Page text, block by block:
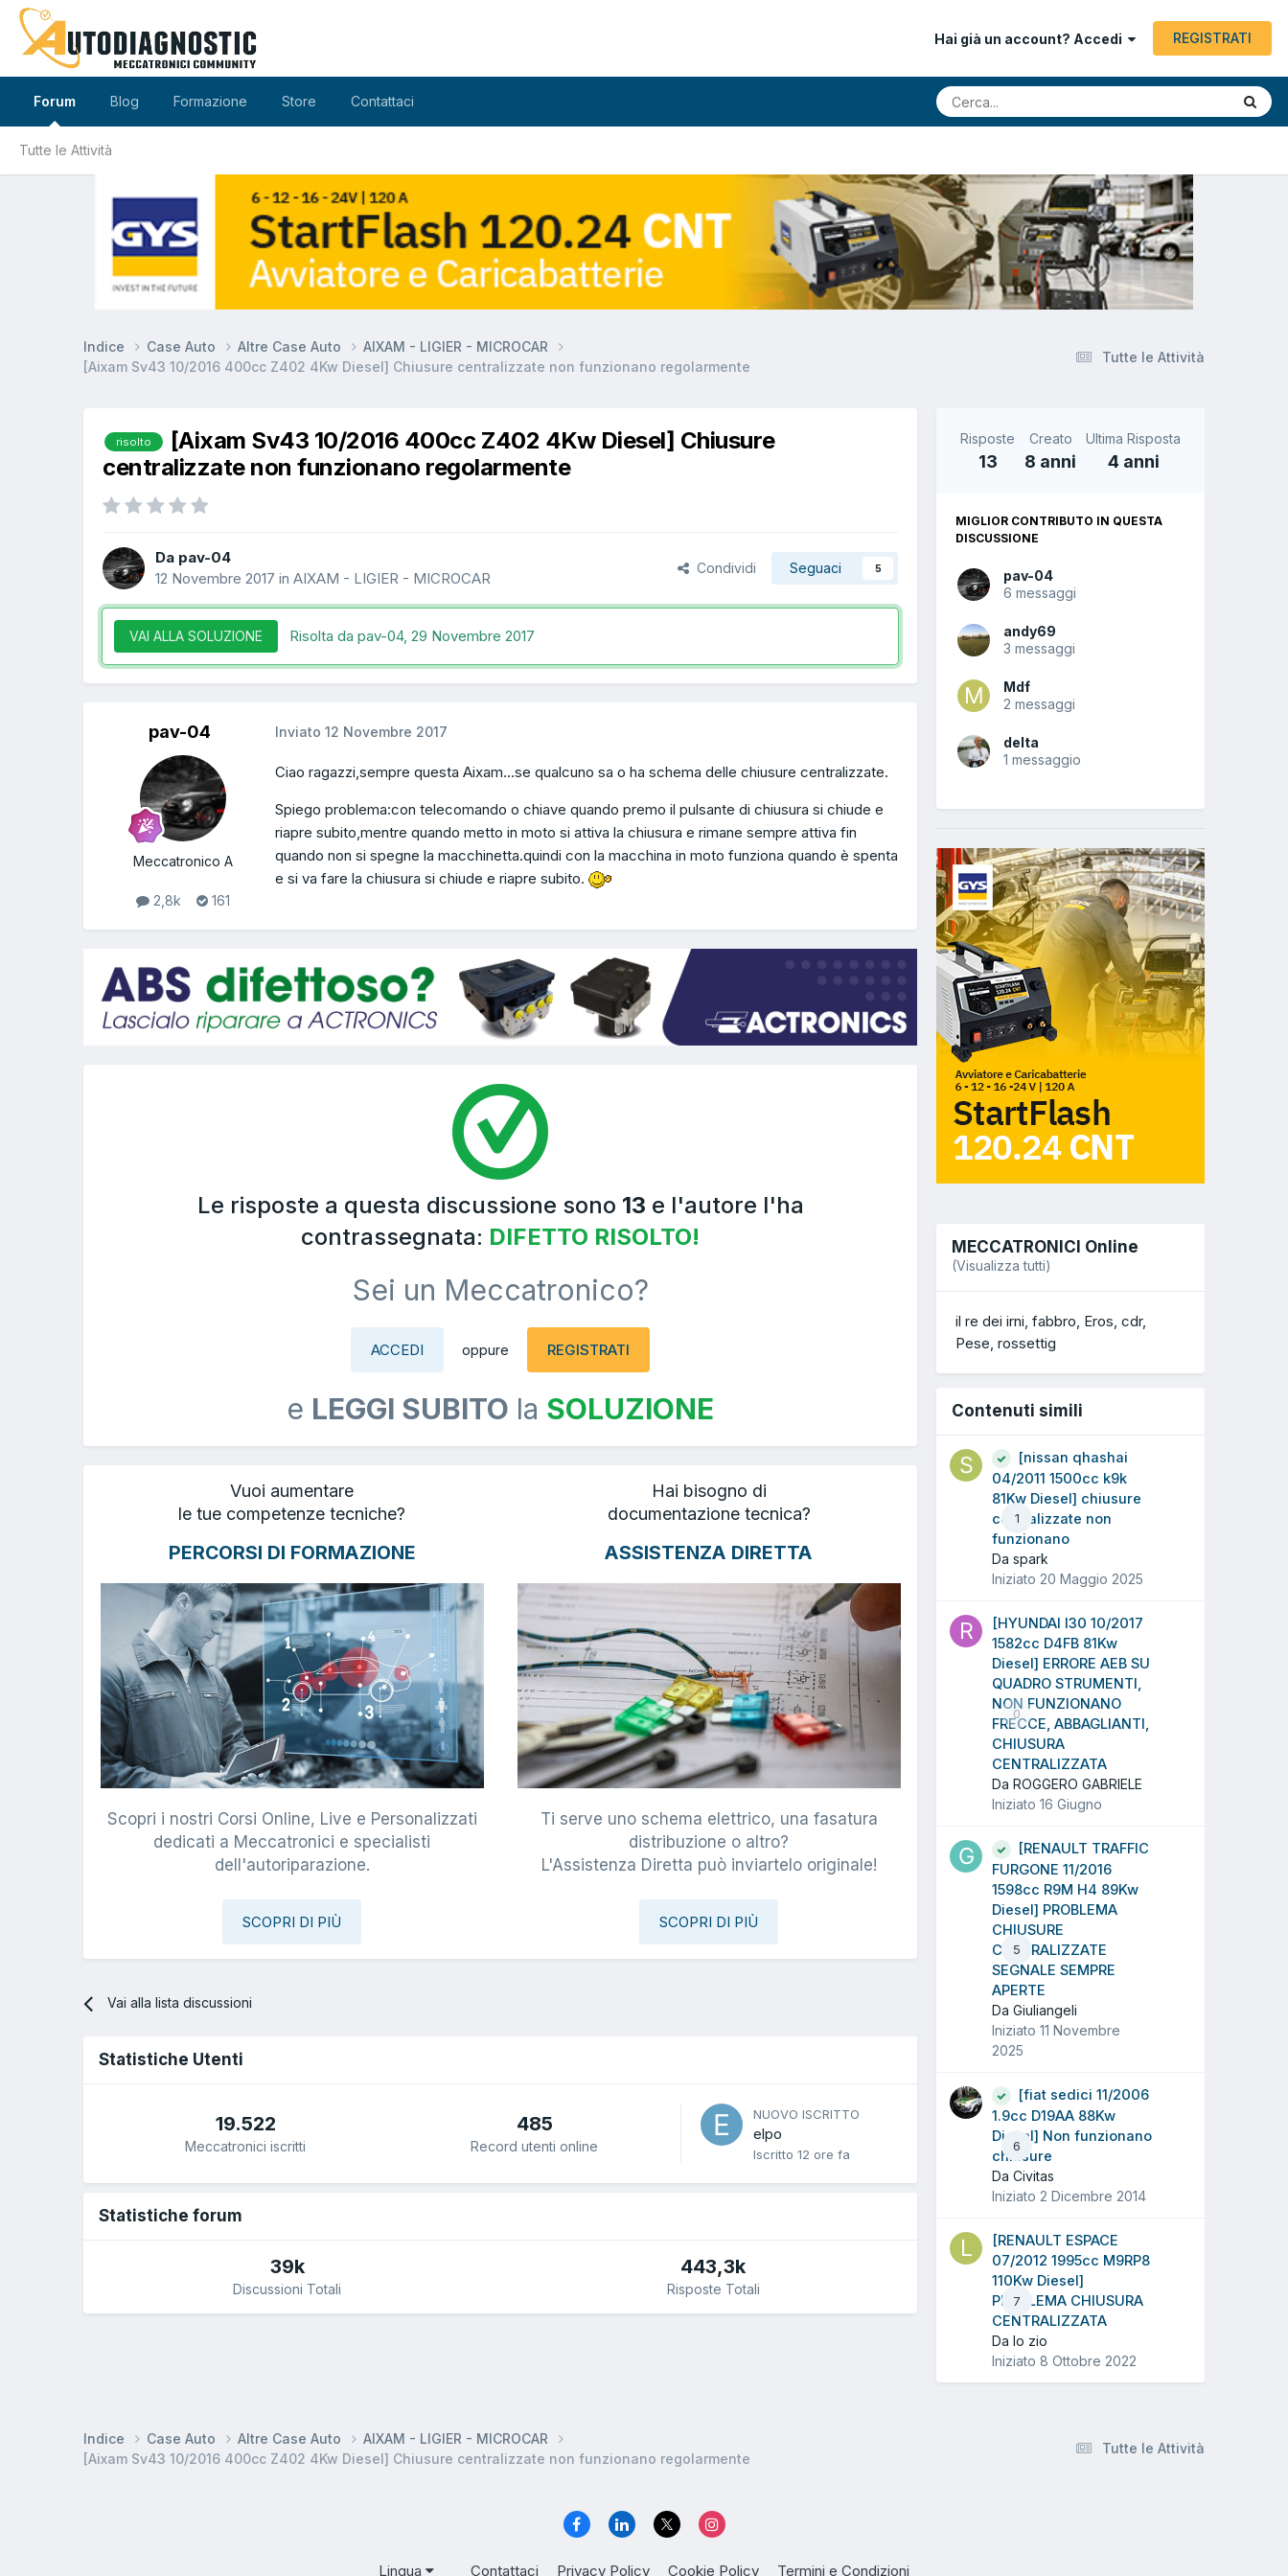
Hai già un account? Accedi REGISTRATI
Forum
Tutte le Attività
Blog Formazione Store Contattaci
Tutte le Attività
Indice Case Auto Altre Case Auto
AIXAM - LIGIER - MICROCAR
[Aixam Sv43 10/2016 400cc Z402 4Kw Diesel] Chiusure centralizzate non funzionano regolarmente
risolto
[Aixam Sv43 10/2016 400cc Z402 4Kw Diesel] Chiusure
centralizzate non funzionano regolarmente
Da pav-04
12 Novembre 2017 in AIXAM - LIGIER - MICROCAR
Condividi Seguaci 5
VAI ALLA SOLUZIONE Risolta da pav-04, 29 Novembre 2017
pav-04
Meccatronico A
2,8k 161
Inviato 12 Novembre 2017
Ciao ragazzi,sempre questa Aixam...se qualcuno sa o ha schema delle chiusure centralizzate.
Spiego problema:con telecomando o chiave quando premo il pulsante di chiusura si chiude e
riapre subito,mentre quando metto in moto si attiva la chiusura e rimane sempre attiva fin
quando non si spegne la macchinetta.quindi con la macchina in moto funziona quando è spenta
e si va fare la chiusura si chiude e riapre subito.
Le risposte a questa discussione sono 13 e l'autore l'ha
contrassegnata: DIFETTO RISOLTO!
Sei un Meccatronico?
ACCEDI oppure REGISTRATI
e LEGGI SUBITO la SOLUZIONE
Vuoi aumentare
le tue competenze tecniche?
PERCORSI DI FORMAZIONE
Scopri i nostri Corsi Online, Live e Personalizzati
dedicati a Meccatronici e specialisti
dell'autoriparazione.
SCOPRI DI PIÙ
Hai bisogno di
documentazione tecnica?
ASSISTENZA DIRETTA
Ti serve uno schema elettrico, una fasatura
distribuzione o altro?
L'Assistenza Diretta può inviartelo originale!
SCOPRI DI PIÙ
Vai alla lista discussioni
Statistiche Utenti
19.522
Meccatronici iscritti
485
Record utenti online
NUOVO ISCRITTO
elpo
Iscritto 12 ore fa
Statistiche forum
39k
Discussioni Totali
443,3k
Risposte Totali
Risposte
13
Creato
8 anni
Ultima Risposta
4 anni
MIGLIOR CONTRIBUTO IN QUESTA
DISCUSSIONE
pav-04
6 messaggi
andy69
3 messaggi
Mdf
2 messaggi
delta
1 messaggio
MECCATRONICI Online
(Visualizza tutti)
il re dei irni fabbro Eros cdr
Pese rossettig
Contenuti simili
1
[nissan qhashai
04/2011 1500cc k9k
81Kw Diesel] chiusure
centralizzate non
funzionano
Da spark
Iniziato 20 Maggio 2025
0
[HYUNDAI I30 10/2017
1582cc D4FB 81Kw
Diesel] ERRORE AEB SU
QUADRO STRUMENTI,
NON FUNZIONANO
FRECCE, ABBAGLIANTI,
CHIUSURA
CENTRALIZZATA
Da ROGGERO GABRIELE
Iniziato 16 Giugno
5
[RENAULT TRAFFIC
FURGONE 11/2016
1598cc R9M H4 89Kw
Diesel] PROBLEMA
CHIUSURE
CENTRALIZZATE
SEGNALE SEMPRE
APERTE
Da Giuliangeli
Iniziato 11 Novembre
2025
6
[fiat sedici 11/2006
1.9cc D19AA 88Kw
Diesel] Non funzionano
chiusure
Da Civitas
Iniziato 2 Dicembre 2014
7
[RENAULT ESPACE
07/2012 1995cc M9RP8
110Kw Diesel]
PROBLEMA CHIUSURA
CENTRALIZZATA
Da lo zio
Iniziato 8 Ottobre 2022
Tutte le Attività
Indice Case Auto Altre Case Auto
AIXAM - LIGIER - MICROCAR
[Aixam Sv43 10/2016 400cc Z402 4Kw Diesel] Chiusure centralizzate non funzionano regolarmente
Lingua Contattaci Privacy Policy Cookie Policy Termini e Condizioni